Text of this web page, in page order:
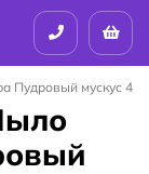
Пудровый мускус 40 г